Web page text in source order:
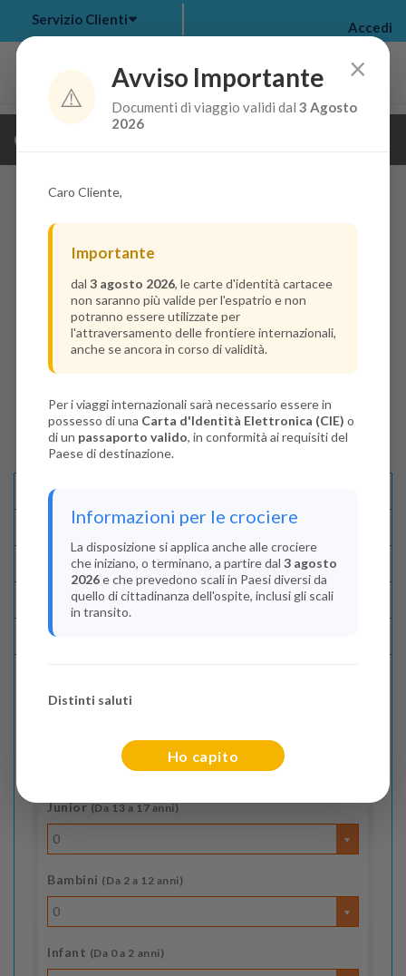
my bookings >
Servizio Clienti Accedi
Guarda i dettagli della crociera
Disponibilità
Condizioni
Recensioni
Indica il numero dei passeggeri
Junior(Da 13 a 17 anni)
0
Bambini (Da 2 a 12 anni)
0
Infant (Da 0 a 2 anni)
×
⚠️
Avviso Importante
Documenti di viaggio validi dal3 Agosto
2026
Caro Cliente,
Importante
dal 3 agosto 2026, le carte d'identità cartacee
non saranno più valide per l'espatrio e non
potranno essere utilizzate per
l'attraversamento delle frontiere internazionali,
anche se ancora in corso di validità.
Per i viaggi internazionali sarà necessario essere in
possesso di una Carta d'Identità Elettronica (CIE) o
di un passaporto valido, in conformità ai requisiti del
Paese di destinazione.
Informazioni per le crociere
La disposizione si applica anche alle crociere
che iniziano, o terminano, a partire dal 3 agosto
2026e che prevedono scali in Paesi diversi da
quello di cittadinanza dell'ospite, inclusi gli scali
in transito.
Distinti saluti
Ho capito